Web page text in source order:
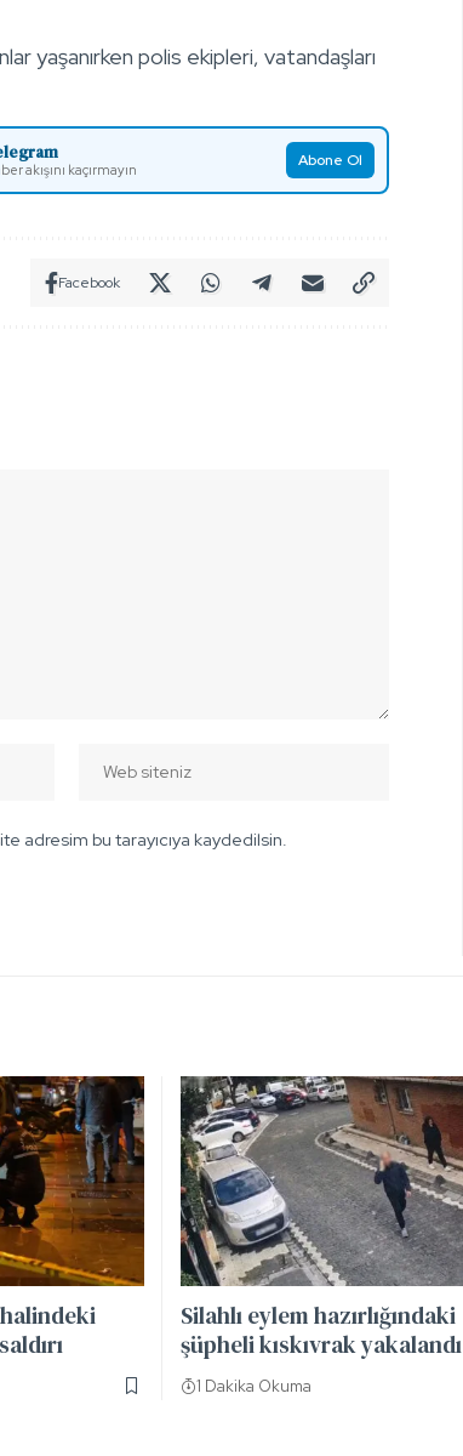
yaşanırken polis ekipleri, vatandaşları
akışını kaçırmayın Abone Ol
Facebook
adresim bu tarayıcıya kaydedilsin.
halindeki
Silahlı eylem hazırlığındaki
şüpheli kıskıvrak yakalandı
1 Dakika Okuma